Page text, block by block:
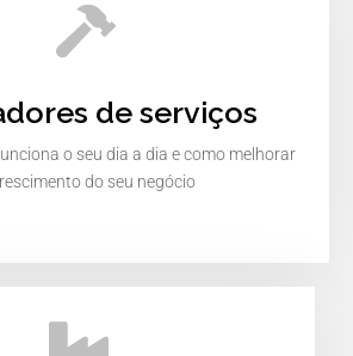
de serviços
o seu dia a dia e como melhorar
do seu negócio